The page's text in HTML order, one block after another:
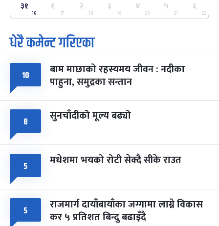
२५
मंगल
ग्याल्पो ल्होसार
फाल्गुन २५, २०८३ Mar 9, 2027
७ महिना बाँकी
७
आइत
पूर्णिमा व्रत
चैत्र ७, २०८३-Mar 21, 2027
८ फागुपूर्णिमा
चैत्र ८, २०८३-Mar 22, 2027
७ महिना बाँकी
३१
16
१
17
२
18
३
19
४
20
५
21
६
22
धेरै कमेन्ट गरिएका
१० बाम माछाको रहस्यमय जीवन : नदीका
पाहुना, समुद्रका सन्तान
८ सुनचाँदीको मूल्य बढ्यो
५ मधेशमा भयको रोटी सेक्दै सीके राउत
५ राजमार्ग दायाँबायाँका जग्गामा लाग्ने विकास
कर ५ प्रतिशत बिन्दु बढाइँदै